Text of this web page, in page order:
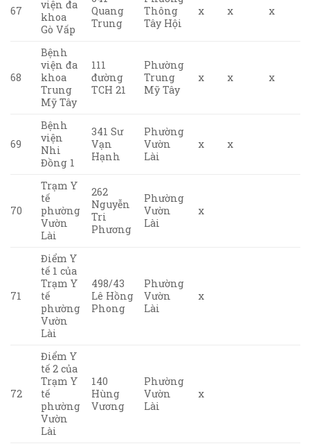
67
viện đa
khoa
Gò Vấp
Quang
Trung
Thông
Tây Hội
x x x
68
Bệnh
viện đa
khoa
Trung
Mỹ Tây
111
đường
TCH 21
Phường
Trung
Mỹ Tây
x x x
69
Bệnh
viện
Nhi
Đồng 1
341 Sư
Vạn
Hạnh
Phường
Vườn
Lài
x x
70
Trạm Y
tế
phường
Vườn
Lài
262
Nguyễn
Tri
Phương
Phường
Vườn
Lài
x
71
Điểm Y
tế 1 của
Trạm Y
tế
phường
Vườn
Lài
498/43
Lê Hồng
Phong
Phường
Vườn
Lài
x
72
Điểm Y
tế 2 của
Trạm Y
tế
phường
Vườn
Lài
140
Hùng
Vương
Phường
Vườn
Lài
x